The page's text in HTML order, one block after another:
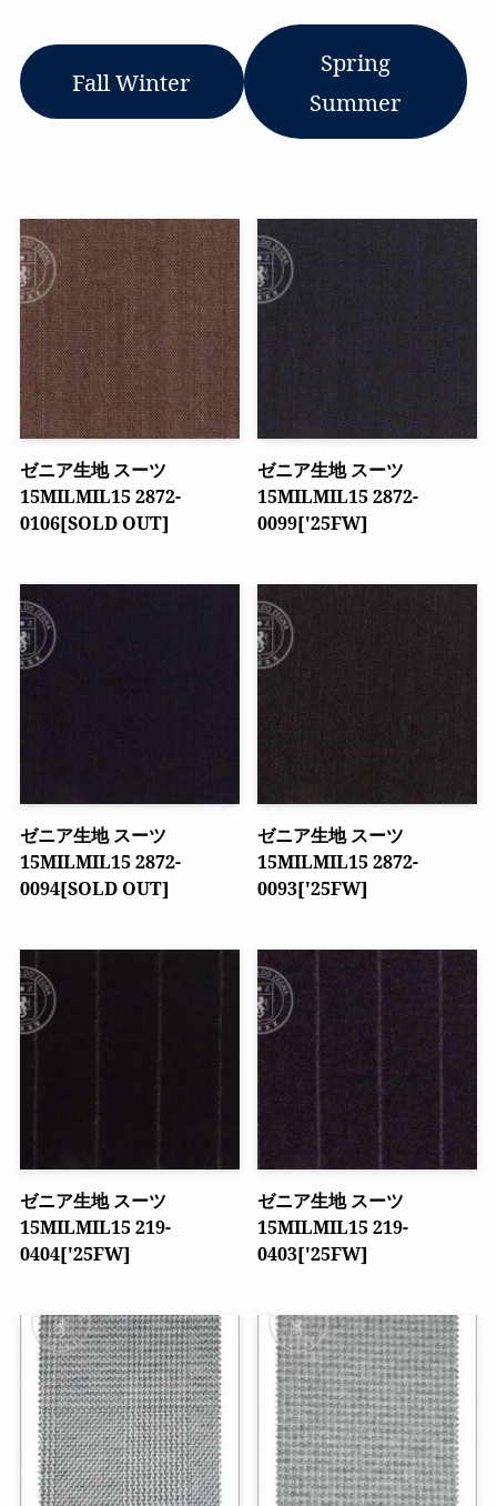
Fall Winter
Spring
Summer
ゼニア生地 スーツ
15MILMIL15 2872-
0106[SOLD OUT]
ゼニア生地 スーツ
15MILMIL15 2872-
0099['25FW]
ゼニア生地 スーツ
15MILMIL15 2872-
0094[SOLD OUT]
ゼニア生地 スーツ
15MILMIL15 2872-
0093['25FW]
ゼニア生地 スーツ
15MILMIL15 219-
0404['25FW]
ゼニア生地 スーツ
15MILMIL15 219-
0403['25FW]